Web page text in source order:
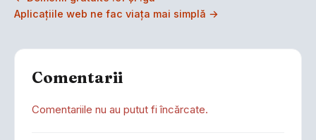
Aplicaţiile web ne fac viaţa mai simplă →
Comentarii
Comentariile nu au putut fi încărcate.